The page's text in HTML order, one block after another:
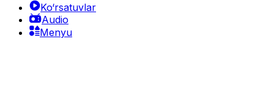
Ko‘rsatuvlar
Audio
Menyu